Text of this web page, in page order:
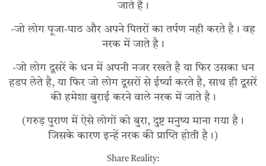
जाते है।
-जो लोग पूजा-पाठ और अपने पितरों का तर्पण नही करते है। वह
नरक में जाते है।
-जो लोग दूसरें के धन में अपनी नजर रखते है या फिर उसका धन
हडप लेते है, या फिर जो लोग दूसरों से ईर्ष्या करते है, साथ ही दूसरें
की हमेशा बुराई करने वाले नरक में जाते है।
(गरुड़ पुराण में ऐसे लोगों को बुरा, दुष्ट मनुष्य माना गया है।
जिसके कारण इन्हें नरक की प्राप्ति होती है।)
Share Reality: